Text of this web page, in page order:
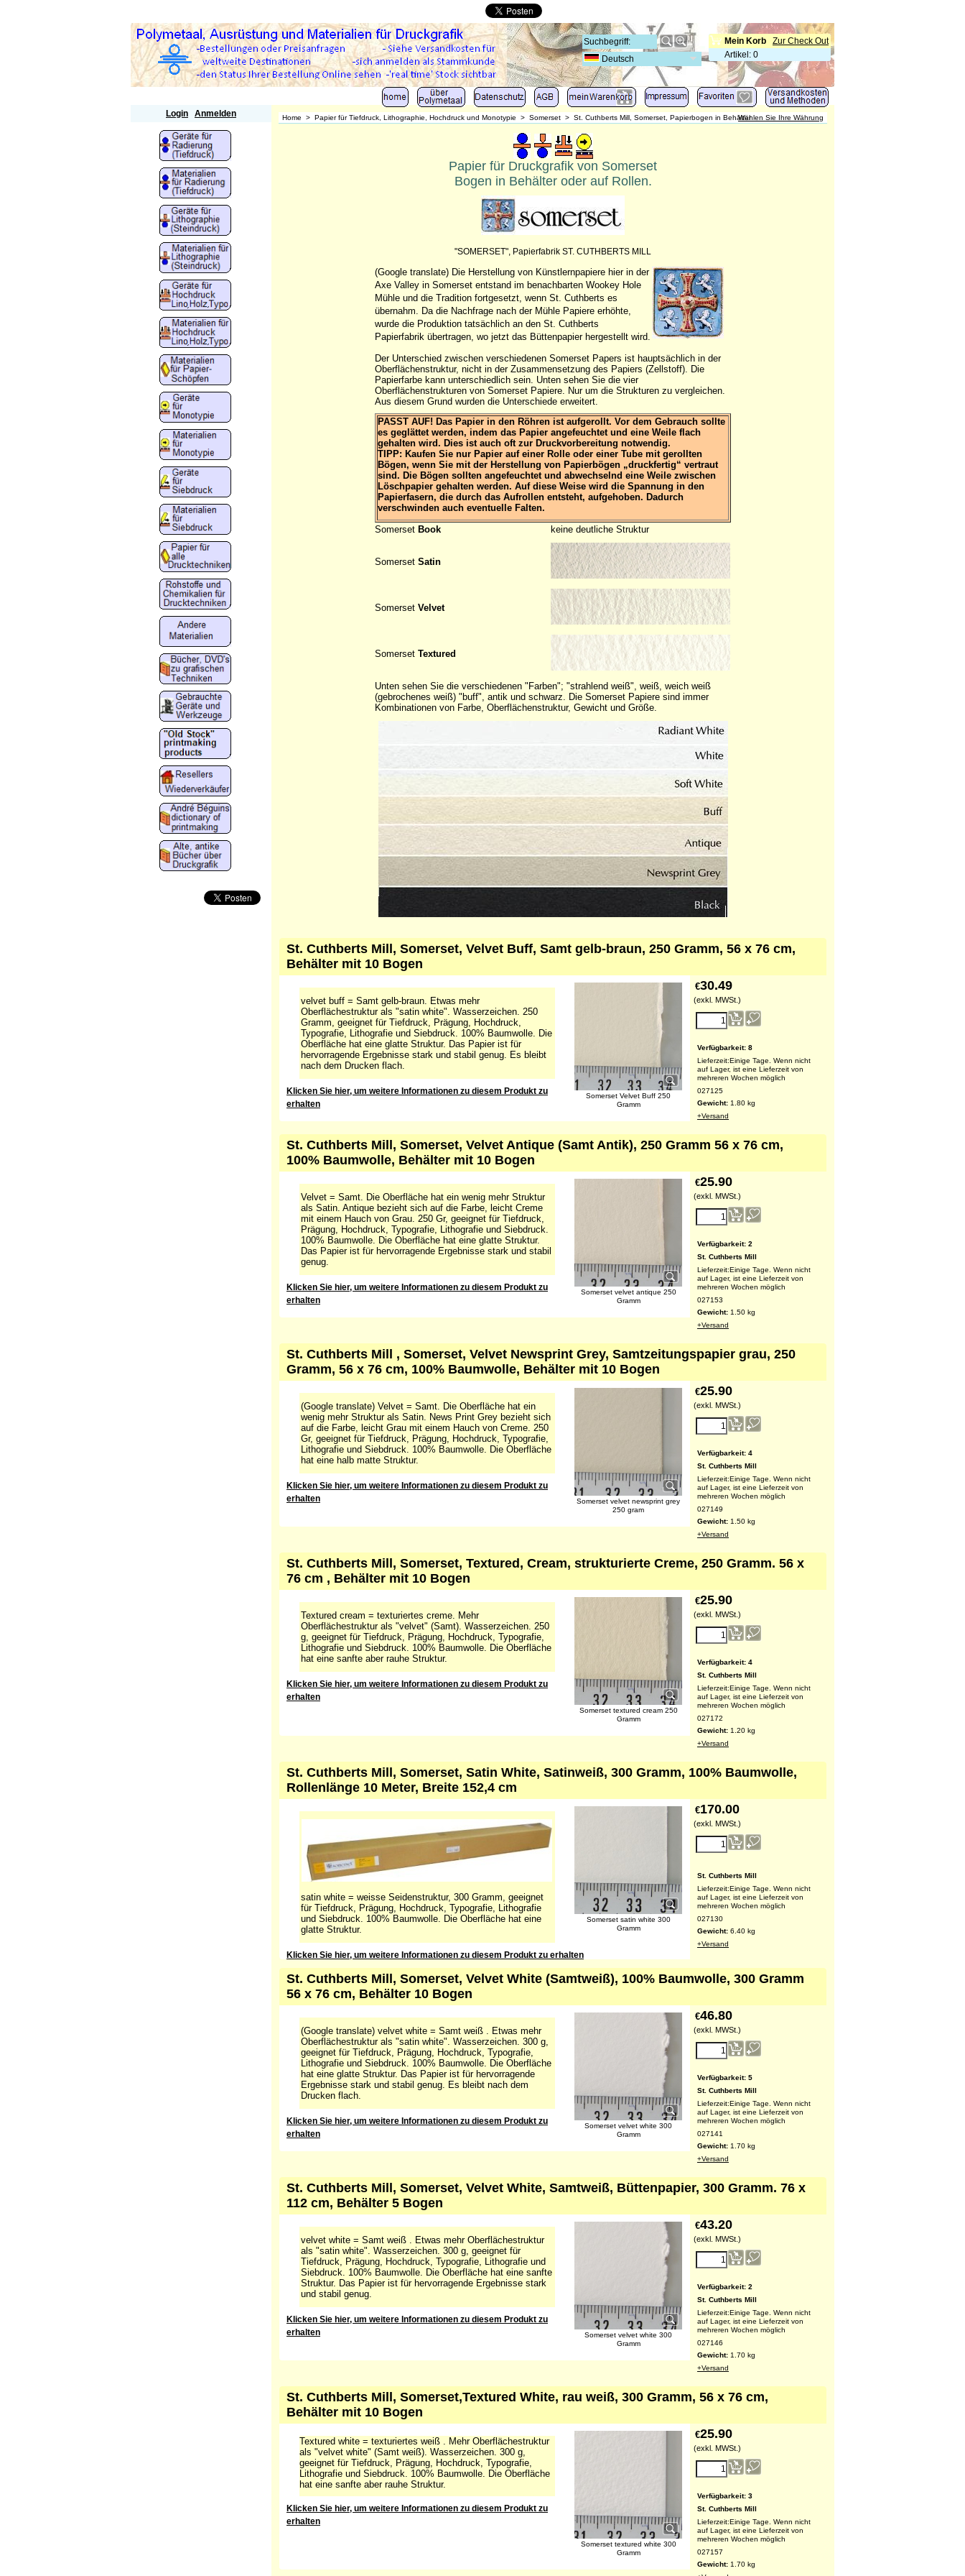
Zur Check Out
Mein Korb
Artikel : 0
Deutsch
Login Anmelden Home > Papier für Tiefdruck, Lithographie, Hochdruck und Monotypie > Somerset > St. Cuthberts Mill, Somerset, Papierbogen in BehälterWählen Sie Ihre Währung
Papier für Druckgrafik von Somerset
Bogen in Behälter oder auf Rollen.
"SOMERSET", Papierfabrik ST. CUTHBERTS MILL
(Google translate) Die Herstellung von Künstlernpapiere hier in der
Axe Valley in Somerset entstand im benachbarten Wookey Hole
Mühle und die Tradition fortgesetzt, wenn St. Cuthberts es
übernahm. Da die Nachfrage nach der Mühle Papiere erhöhte,
wurde die Produktion tatsächlich an den St. Cuthberts
Papierfabrik übertragen, wo jetzt das Büttenpapier hergestellt wird.
Der Unterschied zwischen verschiedenen Somerset Papers ist hauptsächlich in der
Oberflächenstruktur, nicht in der Zusammensetzung des Papiers (Zellstoff). Die
Papierfarbe kann unterschiedlich sein. Unten sehen Sie die vier
Oberflächenstrukturen von Somerset Papiere. Nur um die Strukturen zu vergleichen.
Aus diesem Grund wurden die Unterschiede erweitert.
PASST AUF! Das Papier in den Röhren ist aufgerollt. Vor dem Gebrauch sollte
es geglättet werden, indem das Papier angefeuchtet und eine Weile flach
gehalten wird. Dies ist auch oft zur Druckvorbereitung notwendig.
TIPP: Kaufen Sie nur Papier auf einer Rolle oder einer Tube mit gerollten
Bögen, wenn Sie mit der Herstellung von Papierbögen „druckfertig“ vertraut
sind. Die Bögen sollten angefeuchtet und abwechselnd eine Weile zwischen
Löschpapier gehalten werden. Auf diese Weise wird die Spannung in den
Papierfasern, die durch das Aufrollen entsteht, aufgehoben. Dadurch
verschwinden auch eventuelle Falten.
Somerset Book keine deutliche Struktur
Somerset Satin
Somerset Velvet
Somerset Textured
Unten sehen Sie die verschiedenen "Farben"; "strahlend weiß", weiß, weich weiß
(gebrochenes weiß) "buff", antik und schwarz. Die Somerset Papiere sind immer
Kombinationen von Farbe, Oberflächenstruktur, Gewicht und Größe.
St. Cuthberts Mill, Somerset, Velvet Buff, Samt gelb-braun, 250 Gramm, 56 x 76 cm,
Behälter mit 10 Bogen
€30.49
(exkl. MWSt.)
Verfügbarkeit: 8
Lieferzeit:Einige Tage. Wenn nicht
auf Lager, ist eine Lieferzeit von
mehreren Wochen möglich
027125
Gewicht: 1.80 kg
+Versand
Somerset Velvet Buff 250
Gramm
velvet buff = Samt gelb-braun. Etwas mehr
Oberflächestruktur als "satin white". Wasserzeichen. 250
Gramm, geeignet für Tiefdruck, Prägung, Hochdruck,
Typografie, Lithografie und Siebdruck. 100% Baumwolle. Die
Oberfläche hat eine glatte Struktur. Das Papier ist für
hervorragende Ergebnisse stark und stabil genug. Es bleibt
nach dem Drucken flach.
Klicken Sie hier, um weitere Informationen zu diesem Produkt zu
erhalten
St. Cuthberts Mill, Somerset, Velvet Antique (Samt Antik), 250 Gramm 56 x 76 cm,
100% Baumwolle, Behälter mit 10 Bogen
€25.90
(exkl. MWSt.)
Verfügbarkeit: 2
St. Cuthberts Mill
Lieferzeit:Einige Tage. Wenn nicht
auf Lager, ist eine Lieferzeit von
mehreren Wochen möglich
027153
Gewicht: 1.50 kg
+Versand
Somerset velvet antique 250
Gramm
Velvet = Samt. Die Oberfläche hat ein wenig mehr Struktur
als Satin. Antique bezieht sich auf die Farbe, leicht Creme
mit einem Hauch von Grau. 250 Gr, geeignet für Tiefdruck,
Prägung, Hochdruck, Typografie, Lithografie und Siebdruck.
100% Baumwolle. Die Oberfläche hat eine glatte Struktur.
Das Papier ist für hervorragende Ergebnisse stark und stabil
genug.
Klicken Sie hier, um weitere Informationen zu diesem Produkt zu
erhalten
St. Cuthberts Mill , Somerset, Velvet Newsprint Grey, Samtzeitungspapier grau, 250
Gramm, 56 x 76 cm, 100% Baumwolle, Behälter mit 10 Bogen
€25.90
(exkl. MWSt.)
Verfügbarkeit: 4
St. Cuthberts Mill
Lieferzeit:Einige Tage. Wenn nicht
auf Lager, ist eine Lieferzeit von
mehreren Wochen möglich
027149
Gewicht: 1.50 kg
+Versand
Somerset velvet newsprint grey
250 gram
(Google translate) Velvet = Samt. Die Oberfläche hat ein
wenig mehr Struktur als Satin. News Print Grey bezieht sich
auf die Farbe, leicht Grau mit einem Hauch von Creme. 250
Gr, geeignet für Tiefdruck, Prägung, Hochdruck, Typografie,
Lithografie und Siebdruck. 100% Baumwolle. Die Oberfläche
hat eine halb matte Struktur.
Klicken Sie hier, um weitere Informationen zu diesem Produkt zu
erhalten
St. Cuthberts Mill, Somerset, Textured, Cream, strukturierte Creme, 250 Gramm. 56 x
76 cm , Behälter mit 10 Bogen
€25.90
(exkl. MWSt.)
Verfügbarkeit: 4
St. Cuthberts Mill
Lieferzeit:Einige Tage. Wenn nicht
auf Lager, ist eine Lieferzeit von
mehreren Wochen möglich
027172
Gewicht: 1.20 kg
+Versand
Somerset textured cream 250
Gramm
Textured cream = texturiertes creme. Mehr
Oberflächestruktur als "velvet" (Samt). Wasserzeichen. 250
g, geeignet für Tiefdruck, Prägung, Hochdruck, Typografie,
Lithografie und Siebdruck. 100% Baumwolle. Die Oberfläche
hat eine sanfte aber rauhe Struktur.
Klicken Sie hier, um weitere Informationen zu diesem Produkt zu
erhalten
St. Cuthberts Mill, Somerset, Satin White, Satinweiß, 300 Gramm, 100% Baumwolle,
Rollenlänge 10 Meter, Breite 152,4 cm
€170.00
(exkl. MWSt.)
St. Cuthberts Mill
Lieferzeit:Einige Tage. Wenn nicht
auf Lager, ist eine Lieferzeit von
mehreren Wochen möglich
027130
Gewicht: 6.40 kg
+Versand
Somerset satin white 300
Gramm
satin white = weisse Seidenstruktur, 300 Gramm, geeignet
für Tiefdruck, Prägung, Hochdruck, Typografie, Lithografie
und Siebdruck. 100% Baumwolle. Die Oberfläche hat eine
glatte Struktur.
Klicken Sie hier, um weitere Informationen zu diesem Produkt zu erhalten
St. Cuthberts Mill, Somerset, Velvet White (Samtweiß), 100% Baumwolle, 300 Gramm
56 x 76 cm, Behälter 10 Bogen
€46.80
(exkl. MWSt.)
Verfügbarkeit: 5
St. Cuthberts Mill
Lieferzeit:Einige Tage. Wenn nicht
auf Lager, ist eine Lieferzeit von
mehreren Wochen möglich
027141
Gewicht: 1.70 kg
+Versand
Somerset velvet white 300
Gramm
(Google translate) velvet white = Samt weiß . Etwas mehr
Oberflächestruktur als "satin white". Wasserzeichen. 300 g,
geeignet für Tiefdruck, Prägung, Hochdruck, Typografie,
Lithografie und Siebdruck. 100% Baumwolle. Die Oberfläche
hat eine glatte Struktur. Das Papier ist für hervorragende
Ergebnisse stark und stabil genug. Es bleibt nach dem
Drucken flach.
Klicken Sie hier, um weitere Informationen zu diesem Produkt zu
erhalten
St. Cuthberts Mill, Somerset, Velvet White, Samtweiß, Büttenpapier, 300 Gramm. 76 x
112 cm, Behälter 5 Bogen
€43.20
(exkl. MWSt.)
Verfügbarkeit: 2
St. Cuthberts Mill
Lieferzeit:Einige Tage. Wenn nicht
auf Lager, ist eine Lieferzeit von
mehreren Wochen möglich
027146
Gewicht: 1.70 kg
+Versand
Somerset velvet white 300
Gramm
velvet white = Samt weiß . Etwas mehr Oberflächestruktur
als "satin white". Wasserzeichen. 300 g, geeignet für
Tiefdruck, Prägung, Hochdruck, Typografie, Lithografie und
Siebdruck. 100% Baumwolle. Die Oberfläche hat eine sanfte
Struktur. Das Papier ist für hervorragende Ergebnisse stark
und stabil genug.
Klicken Sie hier, um weitere Informationen zu diesem Produkt zu
erhalten
St. Cuthberts Mill, Somerset,Textured White, rau weiß, 300 Gramm, 56 x 76 cm,
Behälter mit 10 Bogen
€25.90
(exkl. MWSt.)
Verfügbarkeit: 3
St. Cuthberts Mill
Lieferzeit:Einige Tage. Wenn nicht
auf Lager, ist eine Lieferzeit von
mehreren Wochen möglich
027157
Gewicht: 1.70 kg
Somerset textured white 300
Gramm
Textured white = texturiertes weiß . Mehr Oberflächestruktur
als "velvet white" (Samt weiß). Wasserzeichen. 300 g,
geeignet für Tiefdruck, Prägung, Hochdruck, Typografie,
Lithografie und Siebdruck. 100% Baumwolle. Die Oberfläche
hat eine sanfte aber rauhe Struktur.
Klicken Sie hier, um weitere Informationen zu diesem Produkt zu
erhalten